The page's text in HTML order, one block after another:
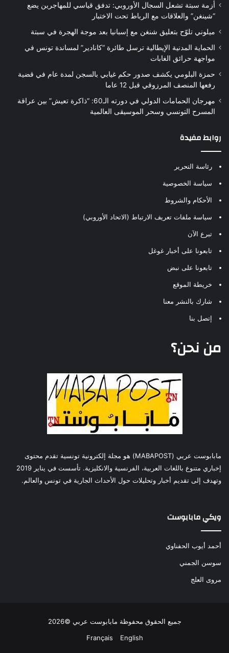
أزمة سبتة تشعل السجال الأوروبي: تدفق قياسي للمهاجرين يضع
“شينغن” والعلاقات مع الرباط تحت الاختبار
ميلوني تلوّح بتعليق شنغن مع إسبانيا بعد موجة الهجرة في سبتة
الحماية المدنية الإيطالية ترسل طائرة “كانادير” لمساندة تونس في
مواجهة حرائق الغابات
حمزة البلومي يكشف صدور حكم غيابي بالسجن لمدة عام في قضية
رفعها المنصف المرزوقي قبل 12 عاما
مهرجان الحمامات الدولي في دورته الـ60: “ذاكرة تعيش” بين عراقة
المسرح التونسي وسحر الموسيقى العالمية
روابط مفيدة
رئاسة التحرير
سياسة الخصوصية
الأحكام والشروط
سياسة ملفات تعريف الارتباط (الاتحاد الأوروبي)
تبرع الآن
تابعونا على أخبار غوغل
تابعونا على نبض
خريطة الموقع
شارك بالنشر معنا
إتصل بنا
من نحن؟
مابابوست عربي (MABAPOST) هو مجلة إلكترونية تونسية تقدم محتوى
إخباري متنوع باللغات العربية، الفرنسية والانكليزية. تأسست في يناير 2019
وتهدف إلى تقديم أخبار وتحليلات حول الأحداث الجارية في تونس والعالم.
ويكي مابابوست
أحمد أيوب الحفناوي
سوسن الجمني
مروى العلج
جميع الحقوق محفوظة مابابوست عربي ©2026
English
Français